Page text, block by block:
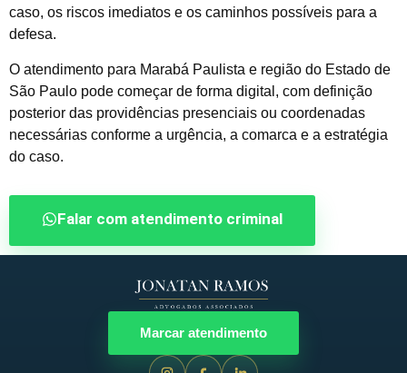
caso, os riscos imediatos e os caminhos possíveis para a
defesa.
O atendimento para Marabá Paulista e região do Estado de
São Paulo pode começar de forma digital, com definição
posterior das providências presenciais ou coordenadas
necessárias conforme a urgência, a comarca e a estratégia
do caso.
Falar com atendimento criminal
Marcar atendimento